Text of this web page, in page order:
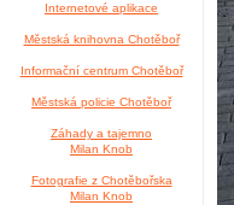
Internetové aplikace
Městská knihovna Chotěboř
Informační centrum Chotěboř
Městská policie Chotěboř
Záhady a tajemno
Milan Knob
Fotografie z Chotěbořska
Milan Knob